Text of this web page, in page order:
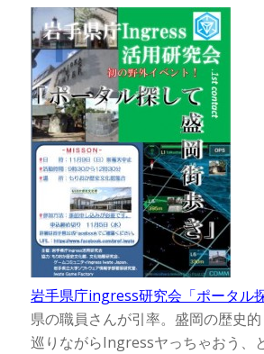
岩手県庁ingress研究会「ポータル
県の職員さんが引率。盛岡の歴史
巡りながらIngressヤっちゃおう、